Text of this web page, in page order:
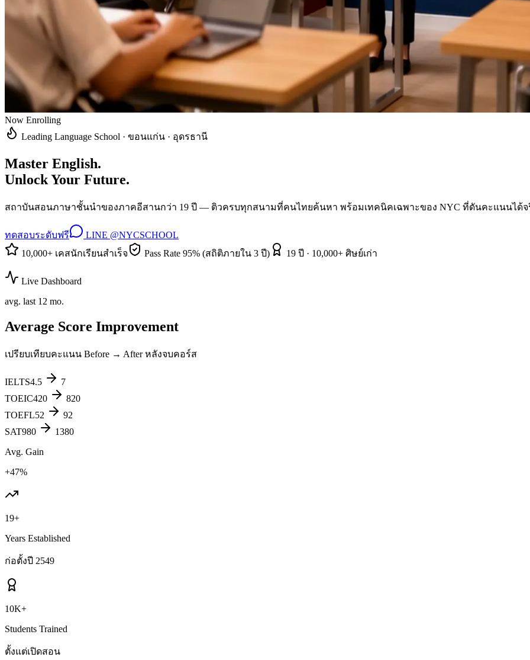
Now Enrolling
Leading Language School · ขอนแก่น · อุดรธานี
Master English.
Unlock Your Future.
สถาบันสอนภาษาชั้นนำของภาคอีสานกว่า 19 ปี — ติวครบทุกสนามที่คนไทยค้นหา พร้อมเทคนิคเฉพาะของ NYC ที่ดันคะแนนได้จ
ทดสอบระดับฟรี
LINE @NYCSCHOOL
10,000+ เคสนักเรียนสำเร็จ
Pass Rate 95% (สถิติภายใน 3 ปี) 19 ปี · 10,000+ ศิษย์เก่า
Live Dashboard
avg. last 12 mo.
Average Score Improvement
เปรียบเทียบคะแนน Before → After หลังจบคอร์ส
IELTS4.5
7
TOEIC420
820
TOEFL52
92
SAT980
1380
Avg. Gain
+47%
19+
Years Established
ก่อตั้งปี 2549
10K+
Students Trained
ตั้งแต่เปิดสอน